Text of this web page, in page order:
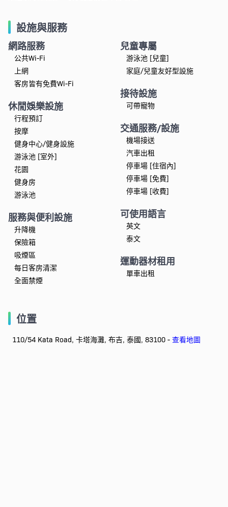
設施與服務
網路服務
公共Wi-Fi
上網
客房皆有免費Wi-Fi
休閒娛樂設施
行程預訂
按摩
健身中心/健身設施
游泳池 [室外]
花園
健身房
游泳池
服務與便利設施
升降機
保險箱
吸煙區
每日客房清潔
全面禁煙
兒童專屬
游泳池 [兒童]
家庭/兒童友好型設施
接待設施
可帶寵物
交通服務/設施
機場接送
汽車出租
停車場 [住宿內]
停車場 [免費]
停車場 [收費]
可使用語言
英文
泰文
運動器材租用
單車出租
位置
110/54 Kata Road, 卡塔海灘, 布吉, 泰國, 83100 - 查看地圖